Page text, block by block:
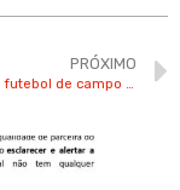
PRÓXIMO
Escolinhas de futebol de campo estão com inscrições abertas em Valinhos